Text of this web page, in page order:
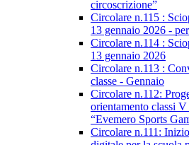
circoscrizione”
Circolare n.115 :
13 gennaio 2026 -
Circolare n.114 :
13 gennaio 2026
Circolare n.113 :
classe - Gennaio
Circolare n.112:
orientamento classi
“Evemero Sports
Circolare n.111: